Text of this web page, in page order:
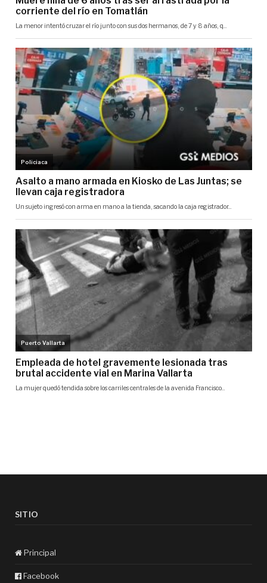
SITIO
Principal
Facebook